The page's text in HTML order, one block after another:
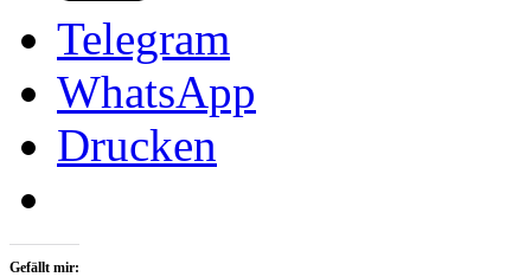
Telegram
WhatsApp
Drucken
Gefällt mir: